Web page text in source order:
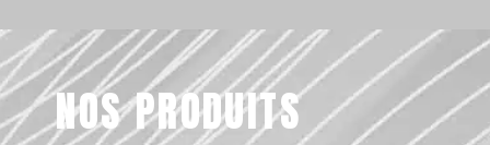
NOS PRODUITS